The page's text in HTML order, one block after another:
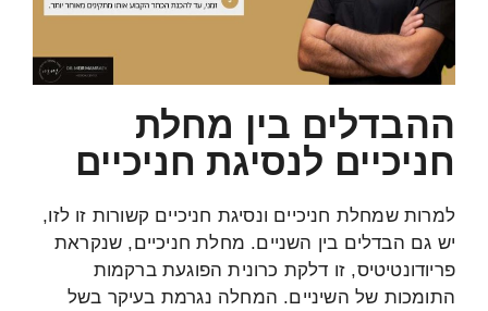
ההבדלים בין מחלת
חניכיים לנסיגת חניכיים
למרות שמחלת חניכיים ונסיגת חניכיים קשורות זו לזו,
יש גם הבדלים בין השניים. מחלת חניכיים, שנקראת
פריודונטיטיס, זו דלקת כרונית הפוגעת ברקמות
התומכות של השיניים. המחלה נגרמת בעיקר בשל